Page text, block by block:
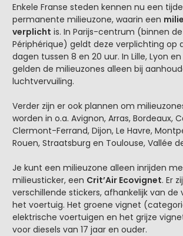
Enkele Franse steden kennen nu een
permanente milieuzone, waarin een
verplicht is. In Parijs-centrum (binnen
Périphérique) geldt deze verplichting op
dagen tussen 8 en 20 uur. In Lille, Lyon
gelden de milieuzones alleen bij
luchtvervuiling.
Verder zijn er ook plannen om
worden in o.a. Avignon, Arras, Bordeaux,
Clermont-Ferrand, Dijon, Le Havre,
Rouen, Straatsburg en Toulouse, Vallée
Je kunt een milieuzone alleen inrijden
milieusticker, een Crit’Air Ecovignet. Er
verschillende stickers, afhankelijk van de
het voertuig. Het groene vignet
elektrische voertuigen en het grijze
voor diesels van 17 jaar en ouder.